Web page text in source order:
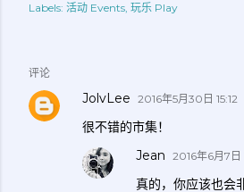
Labels: 活动 Events 玩乐 Play
评论
JolvLee 2016年5月30日 15:12
很不错的市集！
Jean 2016年6月7日
真的，你应该也会